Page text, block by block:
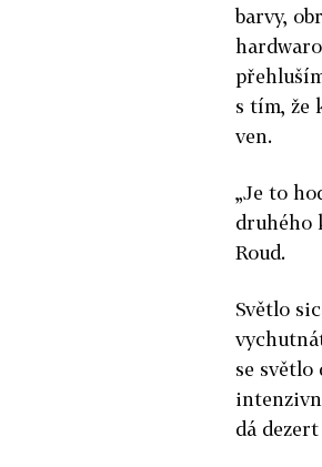
barvy,
s tím, že
ven.
„Je to
druhého
Roud.
Světlo
se světlo
dá